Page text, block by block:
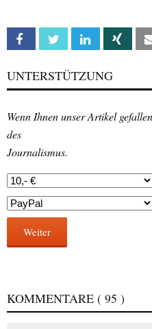
Facebook Twitter Linkedin Xing
UNTERSTÜTZUNG
Wenn Ihnen unser Artikel
des
Journalismus.
Weiter
KOMMENTARE ( 95 )